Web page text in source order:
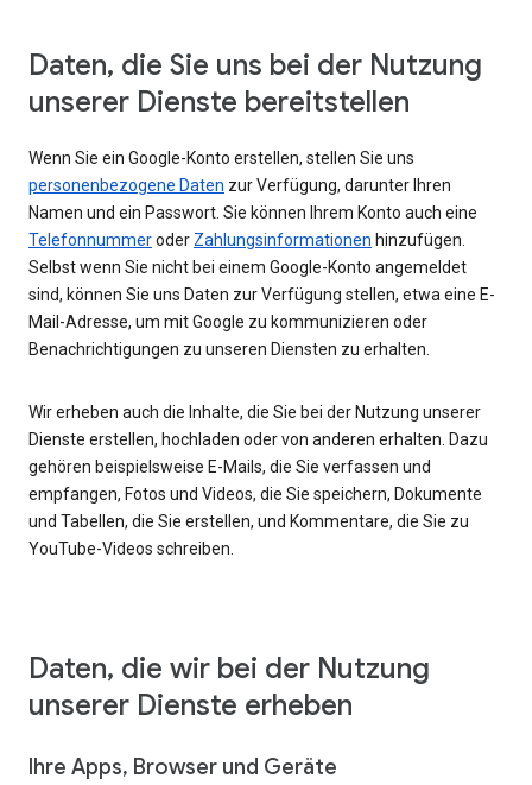
Daten, die Sie uns bei der Nutzung
unserer Dienste bereitstellen
Wenn Sie ein Google-Konto erstellen, stellen Sie uns
personenbezogene Daten zur Verfügung, darunter Ihren
Namen und ein Passwort. Sie können Ihrem Konto auch eine
Telefonnummeroder Zahlungsinformationen hinzufügen.
Selbst wenn Sie nicht bei einem Google-Konto angemeldet
sind, können Sie uns Daten zur Verfügung stellen, etwa eine E-
Mail-Adresse, um mit Google zu kommunizieren oder
Benachrichtigungen zu unseren Diensten zu erhalten.
Wir erheben auch die Inhalte, die Sie bei der Nutzung unserer
Dienste erstellen, hochladen oder von anderen erhalten. Dazu
gehören beispielsweise E-Mails, die Sie verfassen und
empfangen, Fotos und Videos, die Sie speichern, Dokumente
und Tabellen, die Sie erstellen, und Kommentare, die Sie zu
YouTube-Videos schreiben.
Daten, die wir bei der Nutzung
unserer Dienste erheben
Ihre Apps, Browser und Geräte